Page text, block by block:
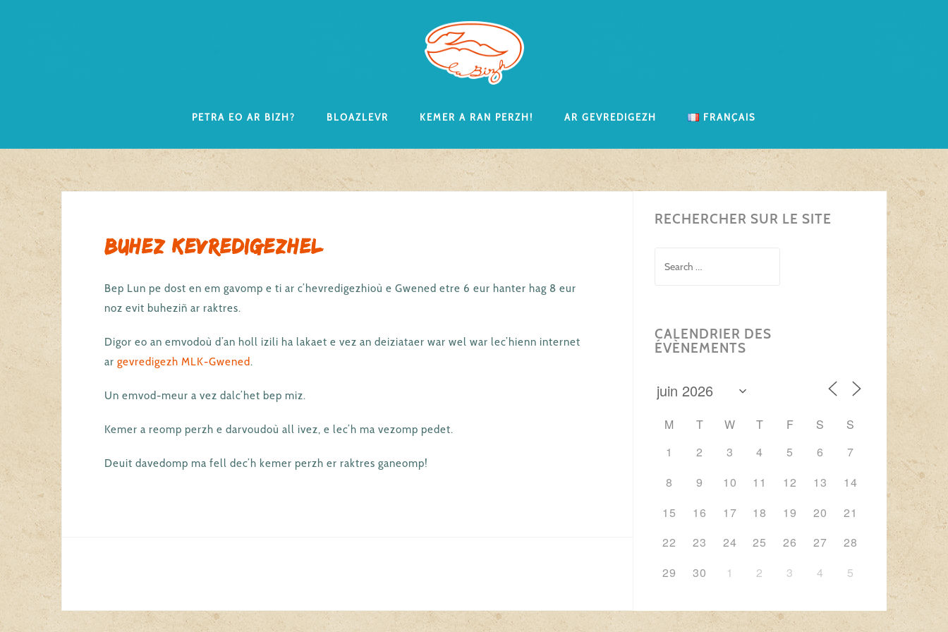
Petra eo ar Bizh? Bloazlevr Kemer a ran perzh! Ar gevredigezh Français
Buhez kevredigezhel
Bep Lun pe dost en em gavomp e ti ar c’hevredigezhioù e Gwened etre 6 eur hanter hag 8 eur
noz evit buheziñ ar raktres.
Digor eo an emvodoù d’an holl izili ha lakaet e vez an deiziataer war wel war lec’hienn internet
ar gevredigezh MLK-Gwened.
Un emvod-meur a vez dalc’het bep miz.
Kemer a reomp perzh e darvoudoù all ivez, e lec’h ma vezomp pedet.
Deuit davedomp ma fell dec’h kemer perzh er raktres ganeomp!
RECHERCHER SUR LE SITE
for:
CALENDRIER DES
ÉVÈNEMENTS
M T W T F S
S
1
2 3 4 5 6
7
8
9 10 11 12 13
14
15
16 17 18 19 20
21
22
23 24 25 26 27
28
29
30 1 2 3 4 5